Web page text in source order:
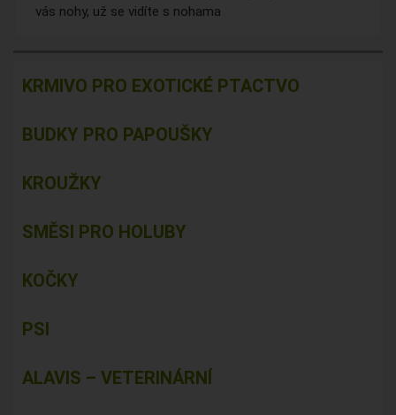
vás nohy, už se vidíte s nohama
KRMIVO PRO EXOTICKÉ PTACTVO
BUDKY PRO PAPOUŠKY
KROUŽKY
SMĚSI PRO HOLUBY
KOČKY
PSI
ALAVIS – VETERINÁRNÍ